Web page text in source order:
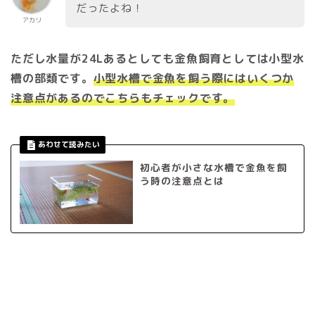
アカリ
だったよね！
ただし水量が24Lあるとしても金魚飼育としては小型水
槽の部類です。 小型水槽で金魚を飼う際にはいくつか
注意点があるのでこちらもチェックです。
初心者が小さな水槽で金魚を飼
う時の注意点とは